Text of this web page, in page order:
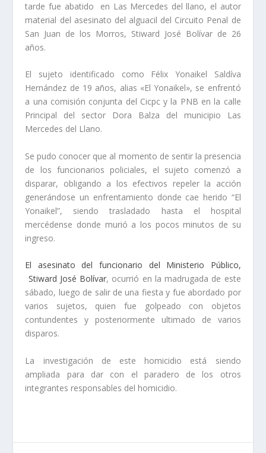
tarde fue abatido en Las Mercedes del llano, el autor
material del asesinato del alguacil del Circuito Penal de
San Juan de los Morros, Stiward José Bolívar de 26
años.
El sujeto identificado como Félix Yonaikel Saldíva
Hernández de 19 años, alias «El Yonaikel», se enfrentó
a una comisión conjunta del Cicpc y la PNB en la calle
Principal del sector Dora Balza del municipio Las
Mercedes del Llano.
Se pudo conocer que al momento de sentir la presencia
de los funcionarios policiales, el sujeto comenzó a
disparar, obligando a los efectivos repeler la acción
generándose un enfrentamiento donde cae herido “El
Yonaikel”, siendo trasladado hasta el hospital
mercédense donde murió a los pocos minutos de su
ingreso.
El asesinato del funcionario del Ministerio Público,
Stiward José Bolívar, ocurrió en la madrugada de este
sábado, luego de salir de una fiesta y fue abordado por
varios sujetos, quien fue golpeado con objetos
contundentes y posteriormente ultimado de varios
disparos.
La investigación de este homicidio está siendo
ampliada para dar con el paradero de los otros
integrantes responsables del homicidio.